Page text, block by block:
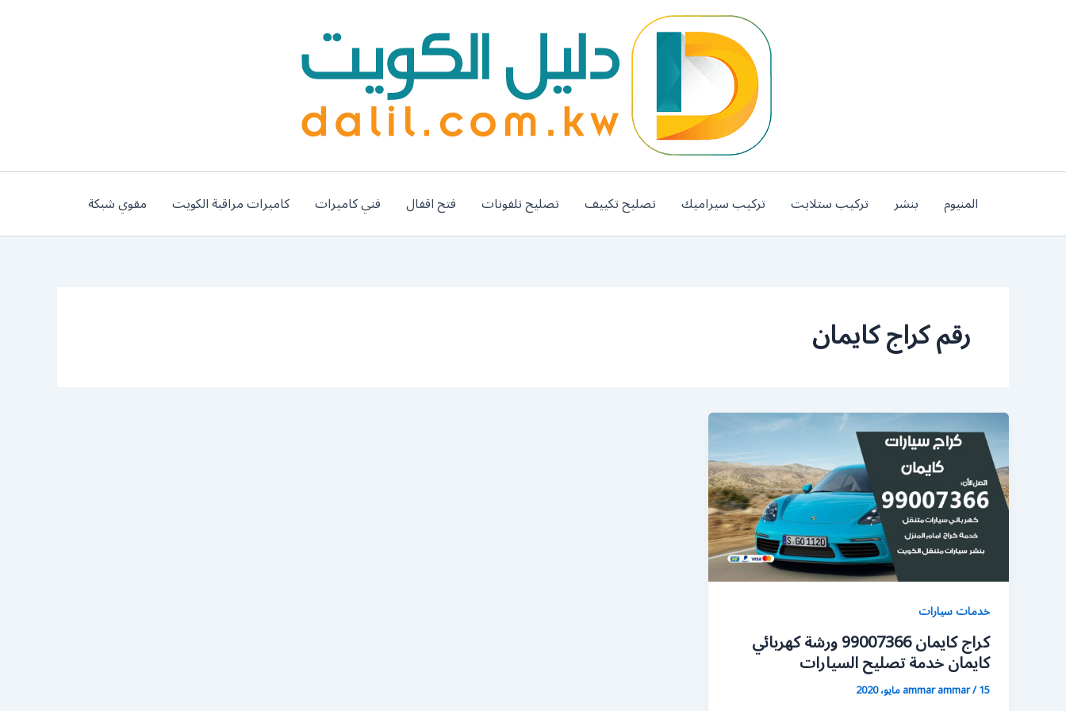
المنيوم بنشر تركيب ستلايت تركيب سيراميك تصليح تكييف تصليح تلفونات فتح اقفال فني كاميرات كاميرات مراقبة الكويت مقوي شبكة
رقم كراج كايمان
خدمات سيارات
كراج كايمان 99007366 ورشة كهربائي
كايمان خدمة تصليح السيارات
ammar ammar/15 مايو، 2020